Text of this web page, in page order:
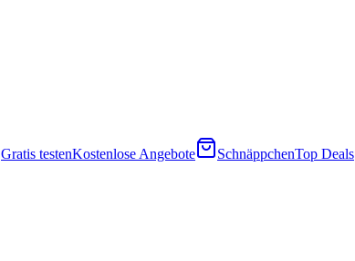
Gratis testenKostenlose Angebote SchnäppchenTop Deals